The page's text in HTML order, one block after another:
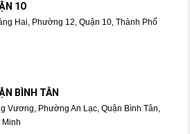
1O
Hai, Phường 12, Quận 10, Thành Phố
BÌNH TÂN
Vương, Phường An Lạc, Quận Bình Tân,
Minh